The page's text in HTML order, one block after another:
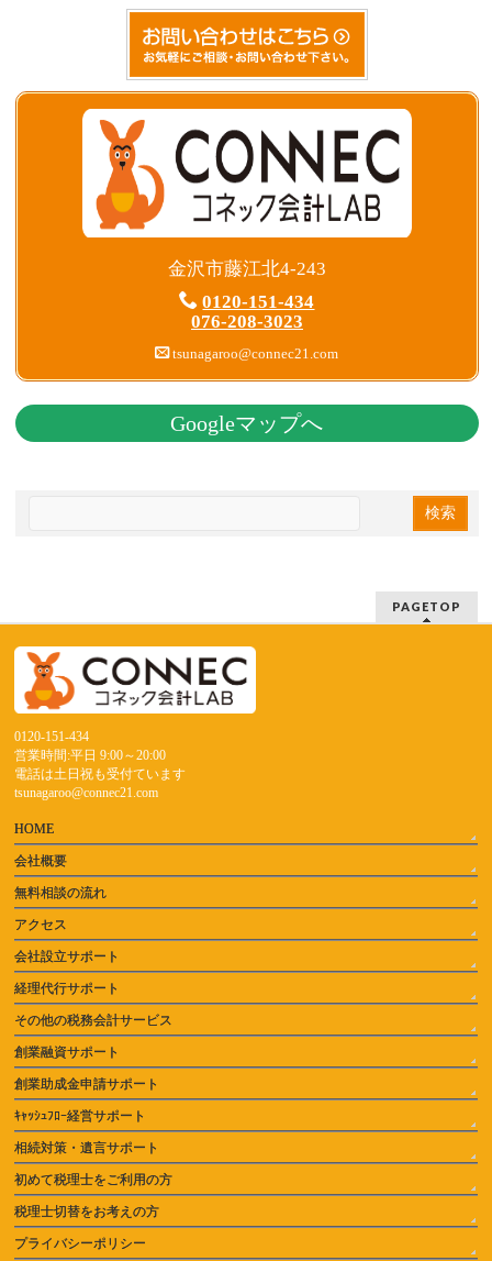
金沢市藤江北4-243
0120-151-434
076-208-3023
tsunagaroo@connec21.com
Googleマップへ
PAGETOP
0120-151-434
営業時間:平日 9:00～20:00
電話は土日祝も受付ています
tsunagaroo@connec21.com
HOME
会社概要
無料相談の流れ
アクセス
会社設立サポート
経理代行サポート
その他の税務会計サービス
創業融資サポート
創業助成金申請サポート
ｷｬｯｼｭﾌﾛｰ経営サポート
相続対策・遺言サポート
初めて税理士をご利用の方
税理士切替をお考えの方
プライバシーポリシー